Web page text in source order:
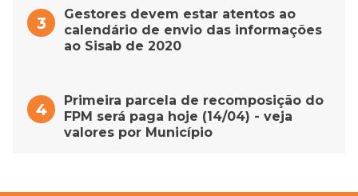
Gestores devem estar atentos ao
calendário de envio das informações
ao Sisab de 2020
Primeira parcela de recomposição do
FPM será paga hoje (14/04) - veja
valores por Município